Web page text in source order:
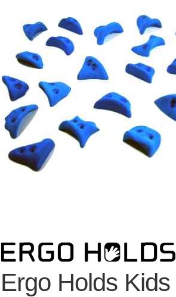
Ergo Holds